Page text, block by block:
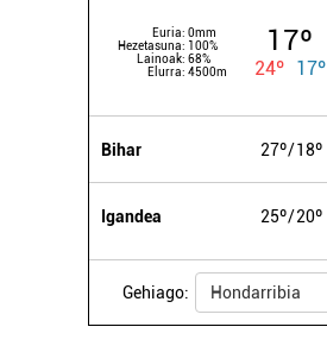
Euria: 0mm
Hezetasuna: 100%
Lainoak: 68%
Elurra: 4500m
17º
24º 17º
Bihar 27º 18º
Igandea 25º 20º
Gehiago: Hondarribia